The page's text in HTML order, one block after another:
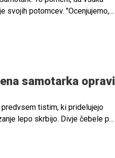
svojih potomcev. "Ocenjujemo,
grožnja za čebele,
bolj gnojeni, bolj zgodaj in bolj
hrane. So neke vrste
samotarka opravi
tistim, ki pridelujejo
lepo skrbijo. Divje čebele pa